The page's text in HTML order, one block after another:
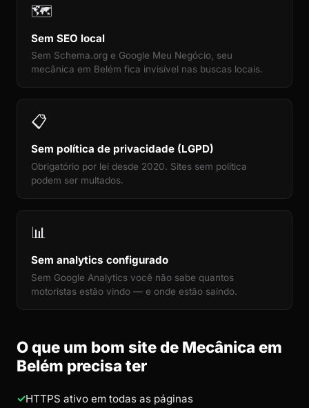
🗺️
Sem SEO local
Sem Schema.org e Google Meu Negócio, seu
mecânica em Belém fica invisível nas buscas locais.
📋
Sem política de privacidade (LGPD)
Obrigatório por lei desde 2020. Sites sem política
podem ser multados.
📊
Sem analytics configurado
Sem Google Analytics você não sabe quantos
motoristas estão vindo — e onde estão saindo.
O que um bom site de Mecânica em
Belém precisa ter
HTTPS ativo em todas as páginas